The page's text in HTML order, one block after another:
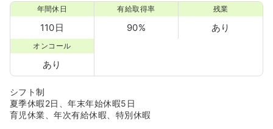
年間休日
110日
有給取得率
90%
残業
あり
オンコール
あり
シフト制
夏季休暇2日、年末年始休暇5日
育児休業、年次有給休暇、特別休暇